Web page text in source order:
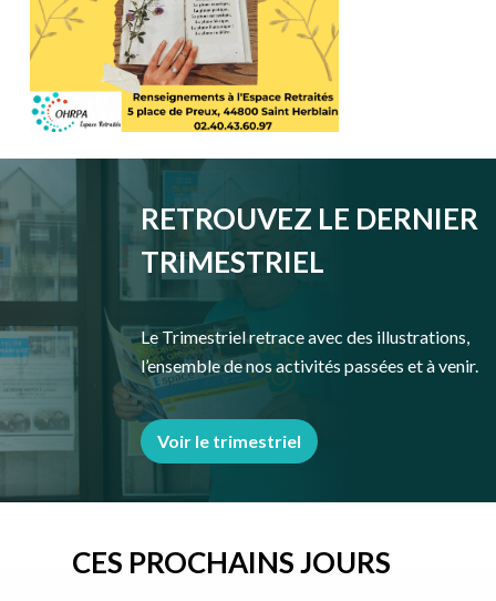
RETROUVEZ LE DERNIER
TRIMESTRIEL
Le Trimestriel retrace avec des illustrations,
l’ensemble de nos activités passées et à venir.
Voir le trimestriel
CES PROCHAINS JOURS